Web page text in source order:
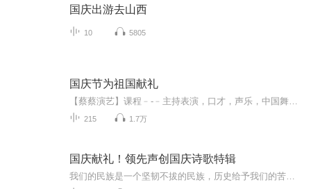
国庆出游去山西
10 5805
国庆节为祖国献礼
215 1.7万
国庆献礼！领先声创国庆诗歌特辑